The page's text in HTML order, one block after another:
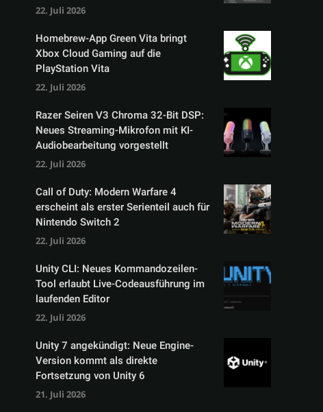
22. Juli 2026
Homebrew-App Green Vita bringt
Xbox Cloud Gaming auf die
PlayStation Vita
22. Juli 2026
Razer Seiren V3 Chroma 32-Bit DSP:
Neues Streaming-Mikrofon mit KI-
Audiobearbeitung vorgestellt
22. Juli 2026
Call of Duty: Modern Warfare 4
erscheint als erster Serienteil auch für
Nintendo Switch 2
22. Juli 2026
Unity CLI: Neues Kommandozeilen-
Tool erlaubt Live-Codeausführung im
laufenden Editor
22. Juli 2026
Unity 7 angekündigt: Neue Engine-
Version kommt als direkte
Fortsetzung von Unity 6
21. Juli 2026